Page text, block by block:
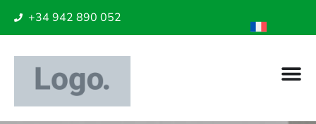
+34 942 890 052